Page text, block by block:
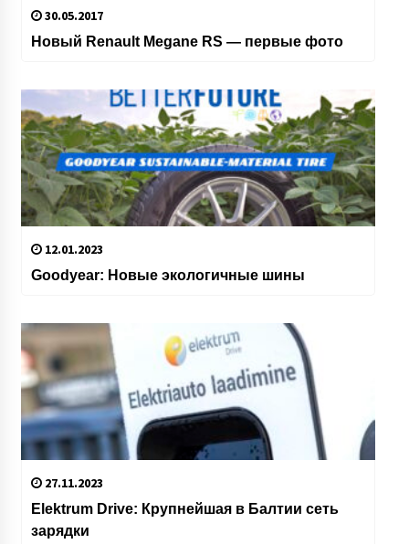
30.05.2017
Новый Renault Megane RS — первые фото
12.01.2023
Goodyear: Новые экологичные шины
27.11.2023
Elektrum Drive: Крупнейшая в Балтии сеть
зарядки